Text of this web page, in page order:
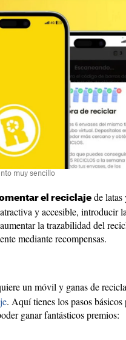
muy sencillo
el reciclaje de latas
y accesible, introducir
la trazabilidad del
mediante recompensas.
un móvil y ganas de
. Aquí tienes los pasos básicos
ganar fantásticos premios: